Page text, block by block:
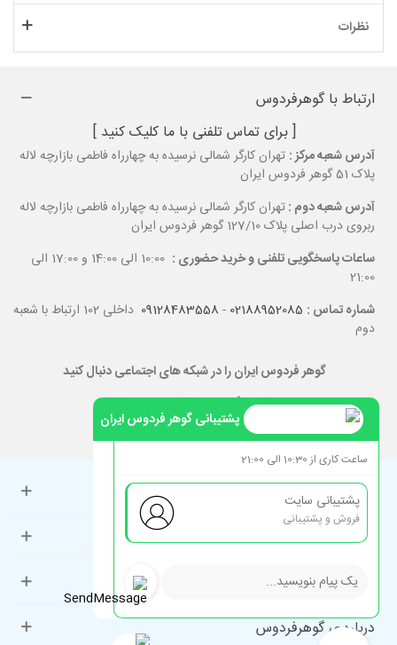
نظرات
ارتباط با گوهرفردوس
[ برای تماس تلفنی با ما کلیک کنید ]
آدرس شعبه مرکز : تهران کارگر شمالی نرسیده به چهارراه فاطمی بازارچه لاله
پلاک 51 گوهر فردوس ایران
آدرس شعبه دوم :تهران کارگر شمالی نرسیده به چهارراه فاطمی بازارچه لاله
ربروی درب اصلی پلاک 127/10 گوهر فردوس ایران
ساعات پاسخگویی تلفنی و خرید حضوری :
10:00 الی 14:00 و 17:00 الی
21:00
شماره تماس : 02188952085
-
09128483558
داخلی 102 ارتباط با شعبه
دوم
گوهر فردوس ایران را در شبکه های اجتماعی دنبال کنید
حساب کاربری
راهنمای مشتریان
دسته‌بندی‌های پرطرفدار
درباره ی گوهرفردوس
پشتیبانی گوهر فردوس ایران
ساعت کاری از 10:30 الی 21:00
پشتیبانی سایت
فروش و پشتیبانی